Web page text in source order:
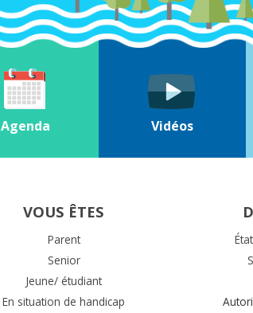
Agenda Vidéos
VOUS ÊTES
Parent
Senior
Jeune/ étudiant
En situation de handicap